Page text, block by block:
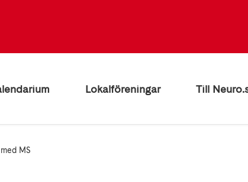
Lokalföreningar Till
MS